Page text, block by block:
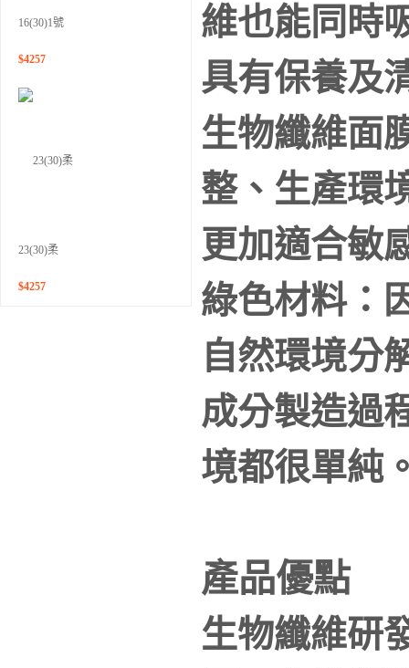
16(30)1號
$4257
23(30)柔
$4257
維也能同時
具有保養及
生物纖維面
整、生產環
更加適合敏
綠色材料：
自然環境分
成分製造過
境都很單純
產品優點
生物纖維研